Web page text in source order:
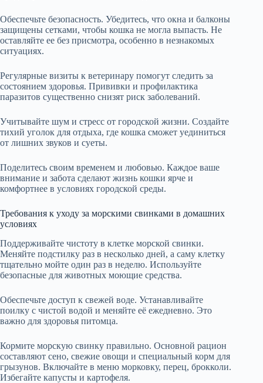
Обеспечьте безопасность. Убедитесь, что окна и балконы
защищены сетками, чтобы кошка не могла выпасть. Не
оставляйте ее без присмотра, особенно в незнакомых
ситуациях.
Регулярные визиты к ветеринару помогут следить за
состоянием здоровья. Прививки и профилактика
паразитов существенно снизят риск заболеваний.
Учитывайте шум и стресс от городской жизни. Создайте
тихий уголок для отдыха, где кошка сможет уединиться
от лишних звуков и суеты.
Поделитесь своим временем и любовью. Каждое ваше
внимание и забота сделают жизнь кошки ярче и
комфортнее в условиях городской среды.
Требования к уходу за морскими свинками в домашних
условиях
Поддерживайте чистоту в клетке морской свинки.
Меняйте подстилку раз в несколько дней, а саму клетку
тщательно мойте один раз в неделю. Используйте
безопасные для животных моющие средства.
Обеспечьте доступ к свежей воде. Устанавливайте
поилку с чистой водой и меняйте её ежедневно. Это
важно для здоровья питомца.
Кормите морскую свинку правильно. Основной рацион
составляют сено, свежие овощи и специальный корм для
грызунов. Включайте в меню морковку, перец, брокколи.
Избегайте капусты и картофеля.